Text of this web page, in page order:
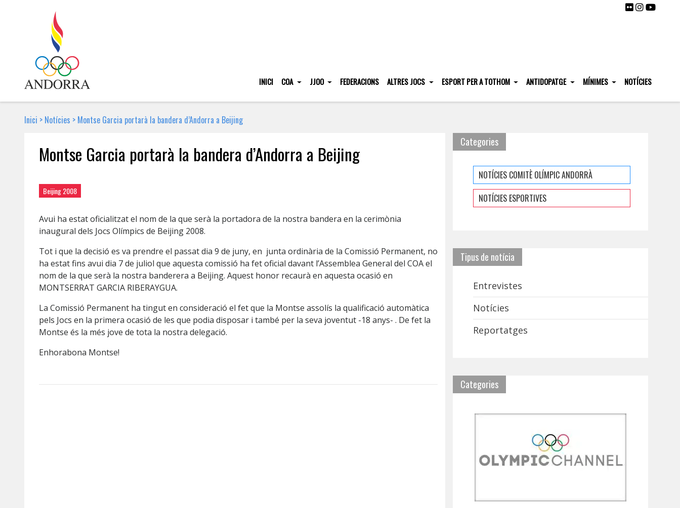
INICI COA JJOO FEDERACIONS ALTRES JOCS ESPORT PER A TOTHOM ANTIDOPATGE MÍNIMES NOTÍCIES
Inici > Notícies > Montse Garcia portarà la bandera d’Andorra a Beijing
Montse Garcia portarà la bandera d’Andorra a Beijing
Beijing 2008
Avui ha estat oficialitzat el nom de la que serà la portadora de la nostra bandera en la cerimònia
inaugural dels Jocs Olímpics de Beijing 2008.
Tot i que la decisió es va prendre el passat dia 9 de juny, en junta ordinària de la Comissió Permanent, no
ha estat fins avui dia 7 de juliol que aquesta comissió ha fet oficial davant l’Assemblea General del COA el
nom de la que serà la nostra banderera a Beijing. Aquest honor recaurà en aquesta ocasió en
MONTSERRAT GARCIA RIBERAYGUA.
La Comissió Permanent ha tingut en consideració el fet que la Montse assolís la qualificació automàtica
pels Jocs en la primera ocasió de les que podia disposar i també per la seva joventut -18 anys- . De fet la
Montse és la més jove de tota la nostra delegació.
Enhorabona Montse!
Categories
NOTÍCIES COMITÈ OLÍMPIC ANDORRÀ
NOTÍCIES ESPORTIVES
Tipus de notícia
Entrevistes
Notícies
Reportatges
Categories